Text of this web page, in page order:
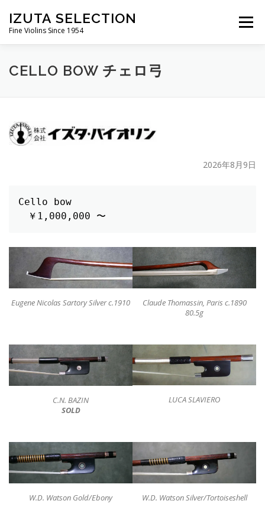
ン
IZUTA SELECTION
Fine Violins Since 1954
メニュ
IZUTA-VIOLIN バイオリン バイオリン弓
CELLO BOW チェロ弓
2026年8月9日
Cello bow
￥1,000,000 〜
Eugene Nicolas Sartory Silver c.1910
Claude Thomassin, Paris c.1890
80.5g
C.N. BAZIN
SOLD
LUCA SLAVIERO
W.D. Watson Gold/Ebony W.D. Watson Silver/Tortoiseshell